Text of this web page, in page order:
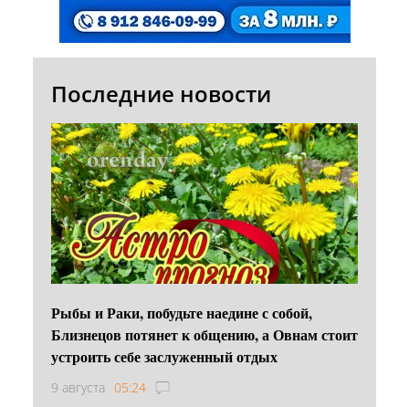
Последние новости
Рыбы и Раки, побудьте наедине с собой,
Близнецов потянет к общению, а Овнам стоит
устроить себе заслуженный отдых
9 августа 05:24